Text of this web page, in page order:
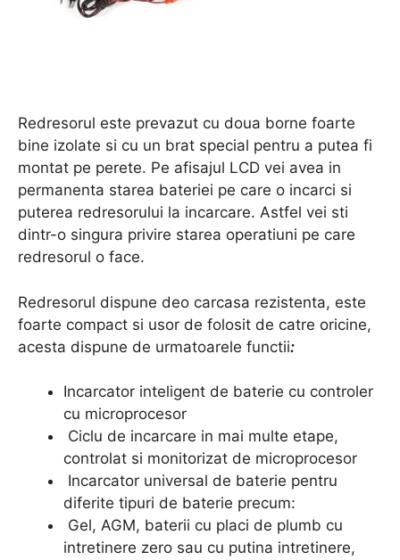
Redresorul este prevazut cu doua borne foarte
bine izolate si cu un brat special pentru a putea fi
montat pe perete. Pe afisajul LCD vei avea in
permanenta starea bateriei pe care o incarci si
puterea redresorului la incarcare. Astfel vei sti
dintr-o singura privire starea operatiuni pe care
redresorul o face.
Redresorul dispune deo carcasa rezistenta, este
foarte compact si usor de folosit de catre oricine,
acesta dispune de urmatoarele functii:
Incarcator inteligent de baterie cu controler
cu microprocesor
Ciclu de incarcare in mai multe etape,
controlat si monitorizat de microprocesor
Incarcator universal de baterie pentru
diferite tipuri de baterie precum:
Gel, AGM, baterii cu placi de plumb cu
intretinere zero sau cu putina intretinere,